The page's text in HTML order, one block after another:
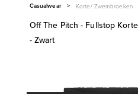
Casualwear > Korte/ Zwembroeken
Off The Pitch - Fullstop
- Zwart